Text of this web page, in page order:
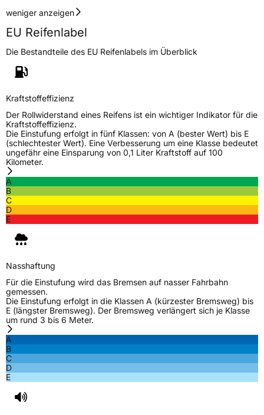
3PMSF / Schneeflockensymbol / Alpine-Symbol
Allgemeine Produktsicherheit (GPSR)
veneeshpillai@omni-united.com
Verantwortliche
in der EU
Veneesh Pillai, 4 SHENTON WAY #08-02 SGX
CENTRE 2 SINGAPORE 068807,
veneeshpillai@omni-united.com,
+6584688270
weniger anzeigen
EU Reifenlabel
Die Bestandteile des EU Reifenlabels im Überblick
Kraftstoffeffizienz
Der Rollwiderstand eines Reifens ist ein wichtiger Indikator für die
Kraftstoffeffizienz.
Die Einstufung erfolgt in fünf Klassen: von A (bester Wert) bis E
(schlechtester Wert). Eine Verbesserung um eine Klasse bedeutet
ungefähr eine Einsparung von 0,1 Liter Kraftstoff auf 100
Kilometer.
A
B
C
D
E
Nasshaftung
Für die Einstufung wird das Bremsen auf nasser Fahrbahn
gemessen.
Die Einstufung erfolgt in die Klassen A (kürzester Bremsweg) bis
E (längster Bremsweg). Der Bremsweg verlängert sich je Klasse
um rund 3 bis 6 Meter.
A
B
C
D
E